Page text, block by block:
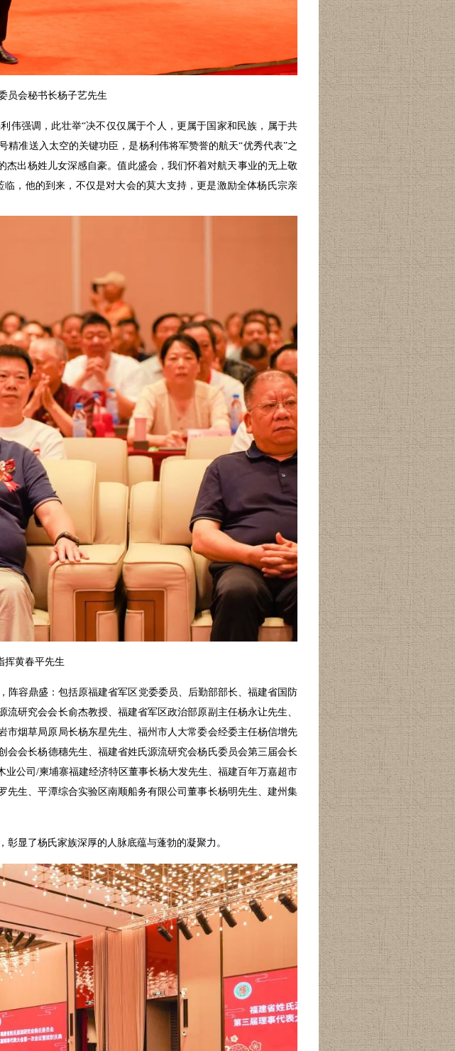
员会秘书长杨子艺先生
伟强调，此壮举“决不仅仅属于个人，更属于国家和民族，属于共
准送入太空的关键功臣，是杨利伟将军赞誉的航天“优秀代表”之
出杨姓儿女深感自豪。值此盛会，我们怀着对航天事业的无上敬
，他的到来，不仅是对大会的莫大支持，更是激励全体杨氏宗亲
挥黄春平先生
阵容鼎盛：包括原福建省军区党委委员、 后勤部部长、福建省国防
研究会会长俞杰教授、福建省军区政治部原副主任杨永让先生、
市烟草局原局长杨东星先生、福州市人大常委会经委主任杨信增先
会会长杨德穗先生、 福建省姓氏源流研究会杨氏委员会第三届会长
业公司/柬埔寨福建经济特区董事长杨大发先生、 福建百年万嘉超市
先生、平潭综合实验区南顺船务有限公司董事长杨明先生、 建州集
显了杨氏家族深厚的人脉底蕴与蓬勃的凝聚力。